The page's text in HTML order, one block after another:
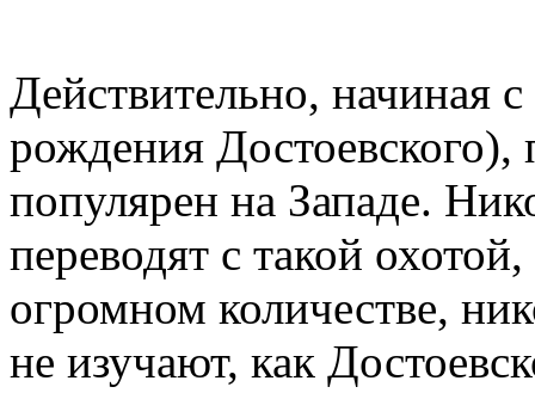
Действительно, начиная
рождения Достоевского),
популярен на Западе.
переводят с такой
огромном количестве,
не изучают, как